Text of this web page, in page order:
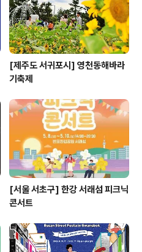
[제주도 서귀포시] 영천동해바라
기축제
[서울 서초구] 한강 서래섬 피크닉
콘서트